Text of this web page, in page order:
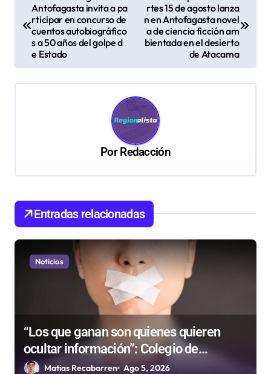
g
n
e
Antofagasta invita a pa
rticipar en concurso de
cuentos autobiográfico
s a 50 años del golpe d
e Estado
rtes 15 de agosto lanza
n en Antofagasta novel
a de ciencia ficción am
bientada en el desierto
de Atacama
PorRedacción
Entradas relacionadas
Noticias
“Los que ganan son quienes quieren
ocultar información”: Colegio de
Periodistas cuestiona la “Ley Mordaza
Matias Recabarren Ago 5, 2026